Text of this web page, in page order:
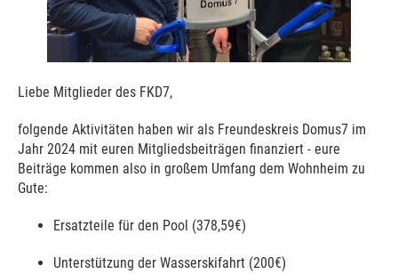
Liebe Mitglieder des FKD7,
folgende Aktivitäten haben wir als Freundeskreis Domus7 im
Jahr 2024 mit euren Mitgliedsbeiträgen finanziert - eure
Beiträge kommen also in großem Umfang dem Wohnheim zu
Gute:
Ersatzteile für den Pool (378,59€)
Unterstützung der Wasserskifahrt (200€)